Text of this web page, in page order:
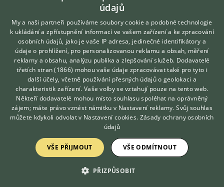
mám reagovat a jak. Zjistila jsem, že jsem
a/zoufale pomalá b/vůbec nevidím co mi kobyla
říká. Takže žádná kouzla, ale vidět a jednat v té
jediné milisekundě kdy to má význam.
Nenahrazovat vlastní neschopnost hrubou silou a
opakováním, protože pokud "jste tam" když je to
potřeba, tak stačí se podívat a kůň ví že víte a
vidíte a proč se díváte.
7
Kvalitní příspěvek
Terven 16.12.2018 12:08
Hledáte zvířecího kamaráda?
Zdarma vám poradí
VETERINÁŘ ONLINE
KONZULTOVAT S
VETERINÁŘEM
údajů
My a naši partneři používáme soubory cookie a podobné technologie
k ukládání a zpřístupnění informací ve vašem zařízení a ke zpracování
osobních údajů, jako je vaše IP adresa, jedinečné identifikátory a
údaje o prohlížení, pro personalizovanou reklamu a obsah, měření
reklamy a obsahu, analýzu publika a zlepšování služeb. Dodavatelé
třetích stran (1866) mohou vaše údaje zpracovávat také pro tyto i
další účely, včetně používání přesných údajů o geolokaci a
charakteristik zařízení. Vaše volby se vztahují pouze na tento web.
Někteří dodavatelé mohou místo souhlasu spoléhat na oprávněný
zájem; máte právo vznést námitku v Nastavení reklamy. Svůj souhlas
můžete kdykoli odvolat v Nastavení cookies. Zásady ochrany osobních
údajů
VŠE PŘIJMOUT VŠE ODMÍTNOUT
PŘIZPŮSOBIT